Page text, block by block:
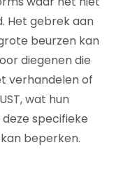
Het gebrek aan
beurzen kan
diegenen die
verhandelen of
wat hun
specifieke
beperken.